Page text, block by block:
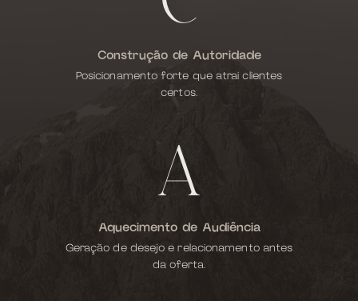
Construção de Autoridade
Posicionamento forte que atrai clientes
certos.
A
Aquecimento de Audiência
Geração de desejo e relacionamento antes
da oferta.